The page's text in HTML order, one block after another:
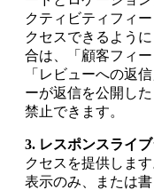
クティビティフィ
クセスできるよう
合は、「顧客フィ
「レビューへの返
ーが返信を公開し
禁止できます。
3. レスポンスライブ
クセスを提供しま
表示のみ、または